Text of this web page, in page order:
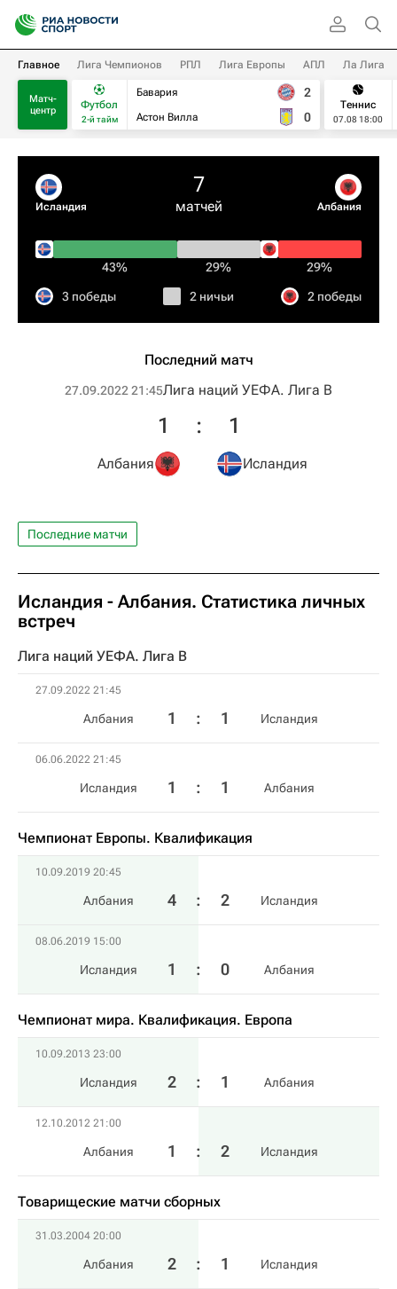
Главное Лига Чемпионов РПЛ Лига Европы АПЛ Ла Лига
Матч-
центр
Футбол
2-й тайм
Бавария
Астон Вилла
2
0
Теннис
07.08 18:00
Исландия
7
матчей Албания
43% 29% 29%
3 победы 2 ничьи 2 победы
Последний матч
27.09.2022 21:45Лига наций УЕФА. Лига B
Албания
1 : 1
Исландия
Последние матчи
Исландия - Албания. Статистика личных
встреч
Лига наций УЕФА. Лига B
27.09.2022 21:45
Албания 1 : 1 Исландия
06.06.2022 21:45
Исландия 1 : 1 Албания
Чемпионат Европы. Квалификация​
10.09.2019 20:45
Албания 4 : 2 Исландия
08.06.2019 15:00
Исландия 1 : 0 Албания
Чемпионат мира. Квалификация. Европа
10.09.2013 23:00
Исландия 2 : 1 Албания
12.10.2012 21:00
Албания 1 : 2 Исландия
Товарищеские матчи сборных
31.03.2004 20:00
Албания 2 : 1 Исландия